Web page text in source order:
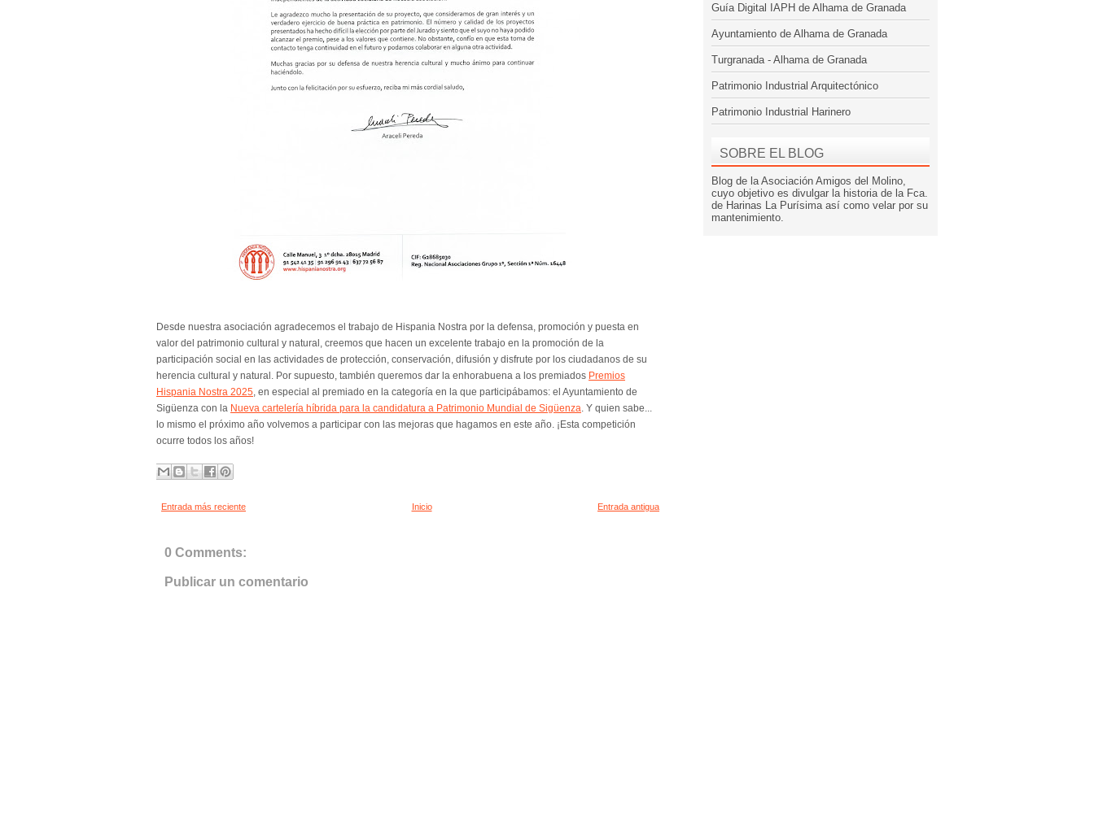
Desde nuestra asociación agradecemos el trabajo de Hispania Nostra por la defensa, promoción y puesta en
valor del patrimonio cultural y natural, creemos que hacen un excelente trabajo en la promoción de la
participación social en las actividades de protección, conservación, difusión y disfrute por los ciudadanos de su
herencia cultural y natural. Por supuesto, también queremos dar la enhorabuena a los premiados Premios
Hispania Nostra 2025, en especial al premiado en la categoría en la que participábamos: el Ayuntamiento de
Sigüenza con la Nueva cartelería híbrida para la candidatura a Patrimonio Mundial de Sigüenza. Y quien sabe...
lo mismo el próximo año volvemos a participar con las mejoras que hagamos en este año. ¡Esta competición
ocurre todos los años!
Entrada más reciente Entrada antigua
Inicio
0 Comments:
Publicar un comentario
Guía Digital IAPH de Alhama de Granada
Ayuntamiento de Alhama de Granada
Turgranada - Alhama de Granada
Patrimonio Industrial Arquitectónico
Patrimonio Industrial Harinero
SOBRE EL BLOG
Blog de la Asociación Amigos del Molino,
cuyo objetivo es divulgar la historia de la Fca.
de Harinas La Purísima así como velar por su
mantenimiento.